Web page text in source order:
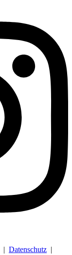
| Datenschutz |